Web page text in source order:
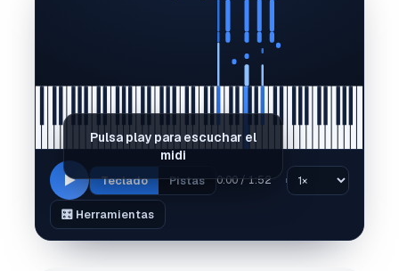
Pulsa play para escuchar el
midi
Teclado Pistas 0:00 / 1:52
🎛️ Herramientas